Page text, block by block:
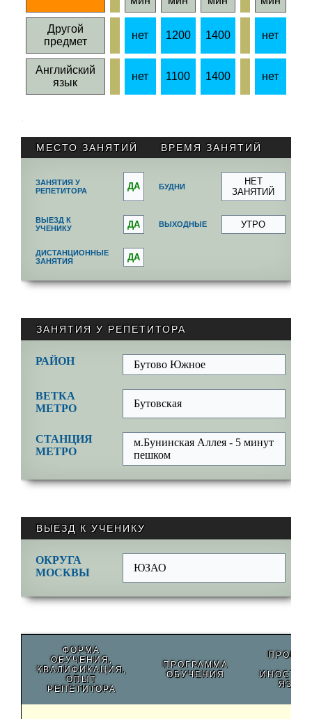
Другой
предмет
нет 1200 1400 нет
Английский
язык
нет 1100 1400 нет
МЕСТО ЗАНЯТИЙ ВРЕМЯ ЗАНЯТИЙ
ЗАНЯТИЯ У
РЕПЕТИТОРА
ДА БУДНИ
НЕТ
ЗАНЯТИЙ
ВЫЕЗД К
УЧЕНИКУ
ДА ВЫХОДНЫЕ УТРО
ДИСТАНЦИОННЫЕ
ЗАНЯТИЯ
ДА
ЗАНЯТИЯ У РЕПЕТИТОРА
РАЙОН Бутово Южное
ВЕТКА
МЕТРО
Бутовская
СТАНЦИЯ
МЕТРО
м.Бунинская Аллея - 5 минут
пешком
ВЫЕЗД К УЧЕНИКУ
ОКРУГА
МОСКВЫ
ЮЗАО
ФОРМА
ОБУЧЕНИЯ,
КВАЛИФИКАЦИЯ,
ОПЫТ
РЕПЕТИТОРА
ПРОГРАММА
ОБУЧЕНИЯ